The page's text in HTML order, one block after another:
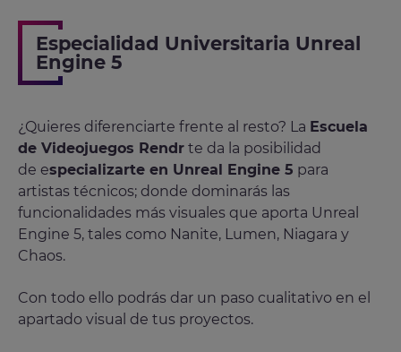
Especialidad Universitaria Unreal
Engine 5
¿Quieres diferenciarte frente al resto? La Escuela
de Videojuegos Rendr te da la posibilidad
de especializarte en Unreal Engine 5 para
artistas técnicos; donde dominarás las
funcionalidades más visuales que aporta Unreal
Engine 5, tales como Nanite, Lumen, Niagara y
Chaos.
Con todo ello podrás dar un paso cualitativo en el
apartado visual de tus proyectos.